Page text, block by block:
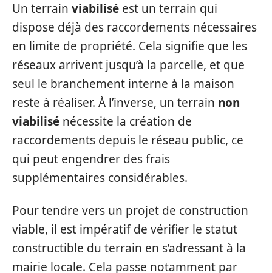
Un terrain viabilisé est un terrain qui
dispose déjà des raccordements nécessaires
en limite de propriété. Cela signifie que les
réseaux arrivent jusqu’à la parcelle, et que
seul le branchement interne à la maison
reste à réaliser. À l’inverse, un terrain non
viabilisé nécessite la création de
raccordements depuis le réseau public, ce
qui peut engendrer des frais
supplémentaires considérables.
Pour tendre vers un projet de construction
viable, il est impératif de vérifier le statut
constructible du terrain en s’adressant à la
mairie locale. Cela passe notamment par